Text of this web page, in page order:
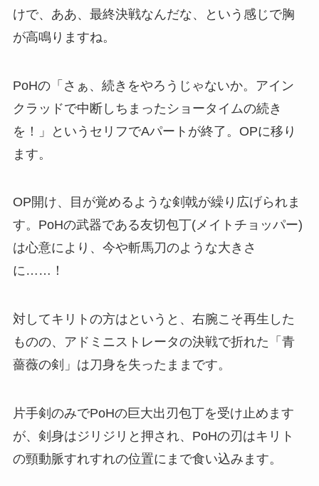
けで、ああ、最終決戦なんだな、という感じで胸
が高鳴りますね。
PoHの「さぁ、続きをやろうじゃないか。アイン
クラッドで中断しちまったショータイムの続き
を！」というセリフでAパートが終了。OPに移り
ます。
OP開け、目が覚めるような剣戟が繰り広げられま
す。PoHの武器である友切包丁(メイトチョッパー)
は心意により、今や斬馬刀のような大きさ
に……！
対してキリトの方はというと、右腕こそ再生した
ものの、アドミニストレータの決戦で折れた「青
薔薇の剣」は刀身を失ったままです。
片手剣のみでPoHの巨大出刃包丁を受け止めます
が、剣身はジリジリと押され、PoHの刃はキリト
の頸動脈すれすれの位置にまで食い込みます。